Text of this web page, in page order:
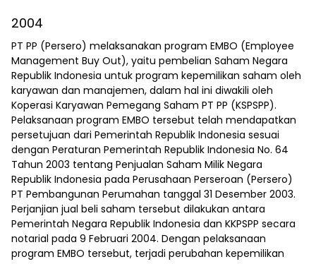
2004
PT PP (Persero) melaksanakan program EMBO (Employee
Management Buy Out), yaitu pembelian Saham Negara
Republik Indonesia untuk program kepemilikan saham oleh
karyawan dan manajemen, dalam hal ini diwakili oleh
Koperasi Karyawan Pemegang Saham PT PP (KSPSPP).
Pelaksanaan program EMBO tersebut telah mendapatkan
persetujuan dari Pemerintah Republik Indonesia sesuai
dengan Peraturan Pemerintah Republik Indonesia No. 64
Tahun 2003 tentang Penjualan Saham Milik Negara
Republik Indonesia pada Perusahaan Perseroan (Persero)
PT Pembangunan Perumahan tanggal 31 Desember 2003.
Perjanjian jual beli saham tersebut dilakukan antara
Pemerintah Negara Republik Indonesia dan KKPSPP secara
notarial pada 9 Februari 2004. Dengan pelaksanaan
program EMBO tersebut, terjadi perubahan kepemilikan